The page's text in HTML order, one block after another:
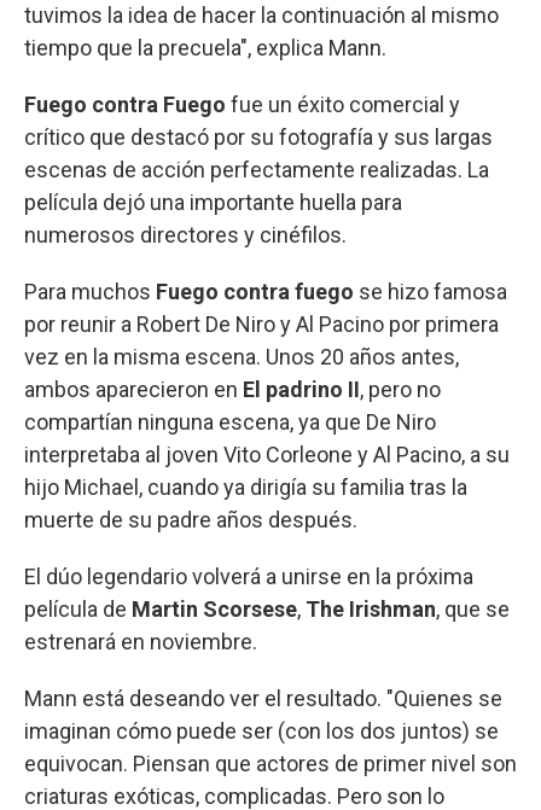
tuvimos la idea de hacer la continuación al mismo
tiempo que la precuela", explica Mann.
Fuego contra Fuego fue un éxito comercial y
crítico que destacó por su fotografía y sus largas
escenas de acción perfectamente realizadas. La
película dejó una importante huella para
numerosos directores y cinéfilos.
Para muchos Fuego contra fuego se hizo famosa
por reunir a Robert De Niro y Al Pacino por primera
vez en la misma escena. Unos 20 años antes,
ambos aparecieron en El padrino II, pero no
compartían ninguna escena, ya que De Niro
interpretaba al joven Vito Corleone y Al Pacino, a su
hijo Michael, cuando ya dirigía su familia tras la
muerte de su padre años después.
El dúo legendario volverá a unirse en la próxima
película de Martin Scorsese, The Irishman, que se
estrenará en noviembre.
Mann está deseando ver el resultado. "Quienes se
imaginan cómo puede ser (con los dos juntos) se
equivocan. Piensan que actores de primer nivel son
criaturas exóticas, complicadas. Pero son lo